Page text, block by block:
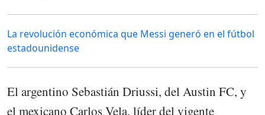
La revolución económica que Messi generó en el fútbol
estadounidense
El argentino Sebastián Driussi, del Austin FC, y
el mexicano Carlos Vela, líder del vigente